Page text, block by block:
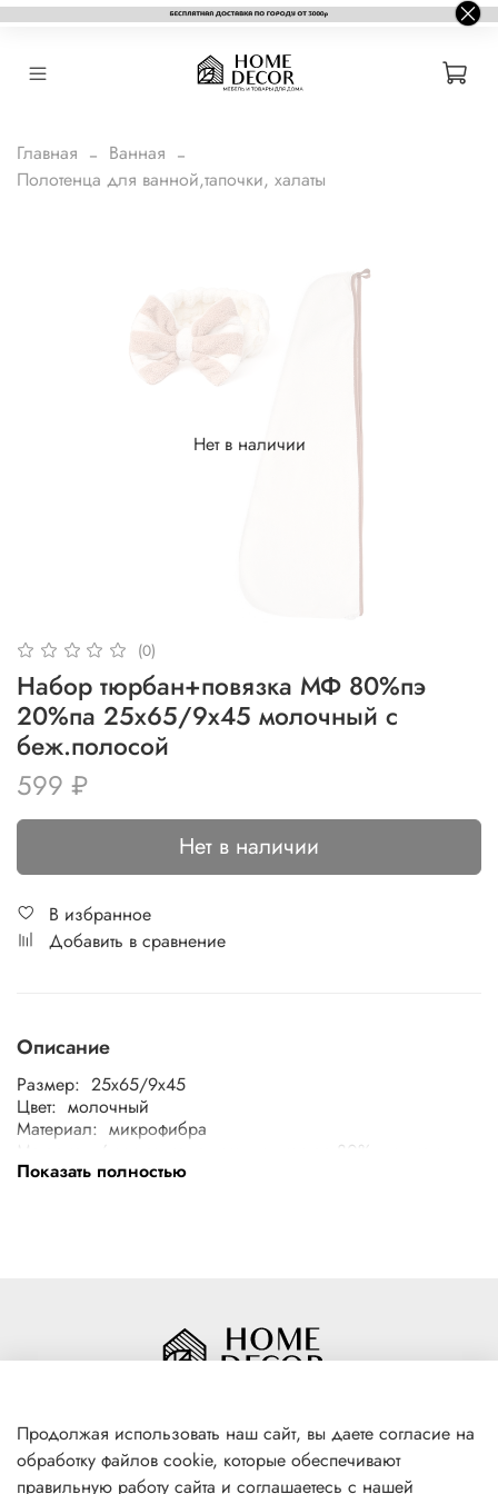
Главная
Ванная
Полотенца для ванной,тапочки, халаты
Нет в наличии
(0)
Набор тюрбан+повязка МФ 80%пэ
20%па 25x65/9x45 молочный с
беж.полосой
599 ₽
Нет в наличии
В избранное
Добавить в сравнение
Описание
Размер: 25x65/9x45
Цвет: молочный
Материал: микрофибра
Материал / состав изделия: полиэстер 80%, полиамид
20%
Показать полностью
+7(996) 316 00 81
Продолжая использовать наш сайт, вы даете согласие на
обработку файлов cookie, которые обеспечивают
правильную работу сайта и соглашаетесь с нашей